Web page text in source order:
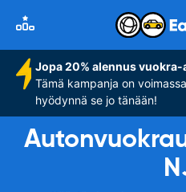
Jopa 20% alennus
Tämä kampanja on
hyödynnä se jo tänään!